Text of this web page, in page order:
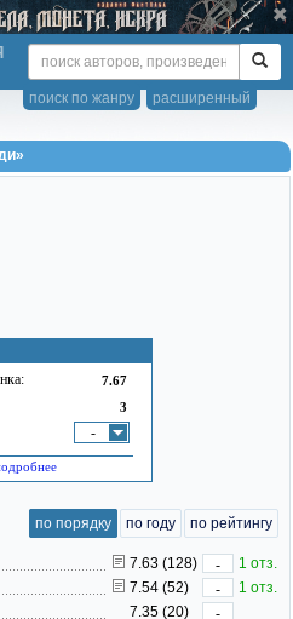
расширенный
поиск по жанру
7.67
3
-
по порядку по году по рейтингу
7.63 (128) -
1 отз.
7.54 (52) -
1 отз.
7.35 (20)
-